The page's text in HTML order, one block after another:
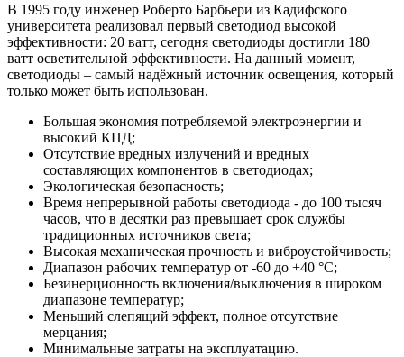
В 1995 году инженер Роберто Барбьери из Кадифского
университета реализовал первый светодиод высокой
эффективности: 20 ватт, сегодня светодиоды достигли 180
ватт осветительной эффективности. На данный момент,
светодиоды – самый надёжный источник освещения, который
только может быть использован.
Большая экономия потребляемой электроэнергии и
высокий КПД;
Отсутствие вредных излучений и вредных
составляющих компонентов в светодиодах;
Экологическая безопасность;
Время непрерывной работы светодиода - до 100 тысяч
часов, что в десятки раз превышает срок службы
традиционных источников света;
Высокая механическая прочность и виброустойчивость;
Диапазон рабочих температур от -60 до +40 °С;
Безинерционность включения/выключения в широком
диапазоне температур;
Меньший слепящий эффект, полное отсутствие
мерцания;
Минимальные затраты на эксплуатацию.